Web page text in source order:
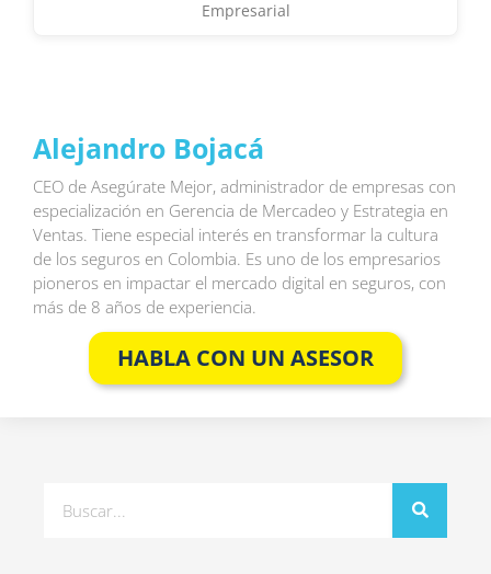
Empresarial
Alejandro Bojacá
CEO de Asegúrate Mejor, administrador de empresas con
especialización en Gerencia de Mercadeo y Estrategia en
Ventas. Tiene especial interés en transformar la cultura
de los seguros en Colombia. Es uno de los empresarios
pioneros en impactar el mercado digital en seguros, con
más de 8 años de experiencia.
HABLA CON UN ASESOR